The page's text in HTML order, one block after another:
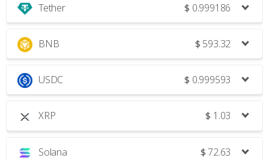
Tether $ 0.999186
BNB $ 593.32
USDC $ 0.999593
XRP $ 1.03
Solana $72.63